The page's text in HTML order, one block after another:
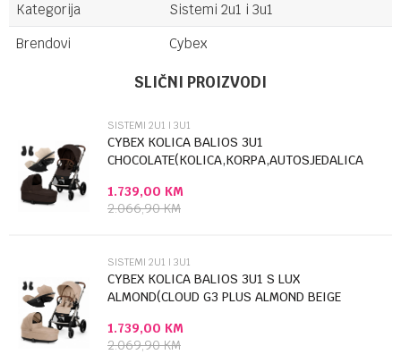
Kategorija
Sistemi 2u1 i 3u1
Brendovi
Cybex
Poruka
Anti-spam zaštita - izračunajte koliko je 4 + 1 :
SLIČNI PROIZVODI
SISTEMI 2U1 I 3U1
CYBEX KOLICA BALIOS 3U1
CHOCOLATE(KOLICA,KORPA,AUTOSJEDALICA
1.739,00 KM
2.066,90KM
SISTEMI 2U1 I 3U1
CYBEX KOLICA BALIOS 3U1 S LUX
ALMOND(CLOUD G3 PLUS ALMOND BEIGE
1.739,00 KM
2.069,90KM